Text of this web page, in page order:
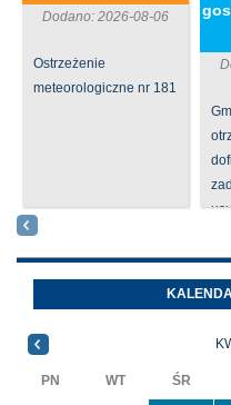
Dodano: 2026-08-06
Ostrzeżenie
meteorologiczne nr 181
PN WT ŚR